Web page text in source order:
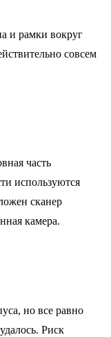
и рамки вокруг
совсем
часть
используются
сканер
камера.
но все равно
Риск